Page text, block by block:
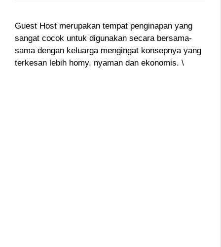
Guest Host merupakan tempat penginapan yang
sangat cocok untuk digunakan secara bersama-
sama dengan keluarga mengingat konsepnya yang
terkesan lebih homy, nyaman dan ekonomis. \